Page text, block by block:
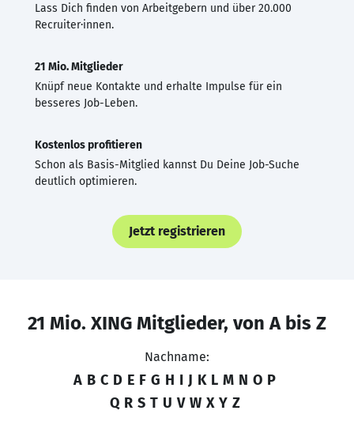
Lass Dich finden von Arbeitgebern und über 20.000
Recruiter·innen.
21 Mio. Mitglieder
Knüpf neue Kontakte und erhalte Impulse für ein
besseres Job-Leben.
Kostenlos profitieren
Schon als Basis-Mitglied kannst Du Deine Job-Suche
deutlich optimieren.
Jetzt registrieren
21 Mio. XING Mitglieder, von A bis Z
Nachname:
A B C D E F G H I J K L M N O P
Q R S T U V W X Y Z